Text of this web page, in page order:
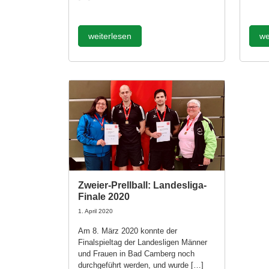
weiterlesen
Zweier-Prellball: Landesliga-
Finale 2020
1. April 2020
Am 8. März 2020 konnte der
Finalspieltag der Landesligen Männer
und Frauen in Bad Camberg noch
durchgeführt werden, und wurde […]